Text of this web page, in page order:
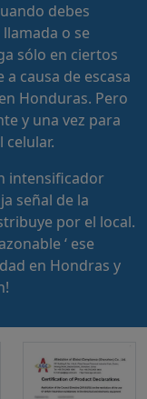
debes
o se
sólo en ciertos
causa de escasa
Honduras. Pero
y una vez para
celular.
intensificador
señal de la
por el local.
‘ ese
en Hondras y